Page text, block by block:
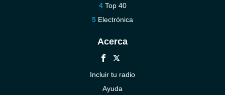
Top 40
Electrónica
Acerca
Incluir tu radio
Ayuda